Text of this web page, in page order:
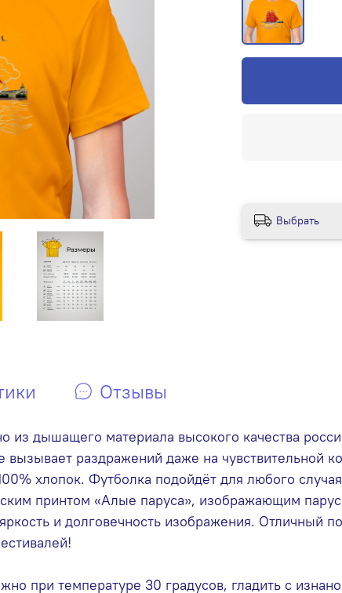
Выбрать
Отзывы
из дышащего материала высокого качества
вызывает раздражений даже на чувствительной
хлопок. Футболка подойдёт для любого
принтом «Алые паруса», изображающим
и долговечность изображения. Отличный
при температуре 30 градусов, гладить с